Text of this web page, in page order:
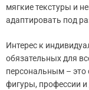
мягкие текстуры и
адаптировать под
Интерес к
обязательных для
персональным – это
фигуры, профессии